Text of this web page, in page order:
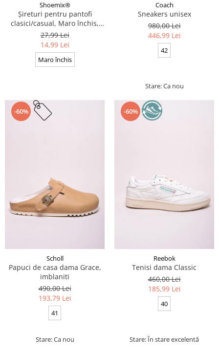
Shoemix®
Șireturi pentru pantofi
clasici/casual, Maro închis,
Cerate, Calitate premium, 110
cm x 0.3 cm
27,99 Lei
14,99 Lei
Maro închis
Coach
Sneakers unisex
980,00 Lei
446,99 Lei
42
Stare: Ca nou
-60%
Scholl
Papuci de casa dama Grace,
imblaniti
490,00 Lei
193,79 Lei
41
Stare: Ca nou
-60%
Reebok
Tenisi dama Classic
460,00 Lei
185,99 Lei
40
Stare: În stare excelentă